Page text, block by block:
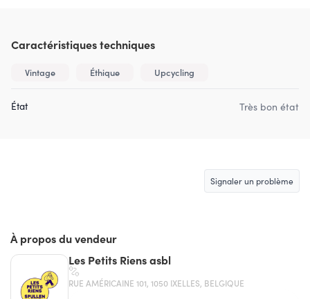
Caractéristiques techniques
Vintage Éthique Upcycling
État Très bon état
Signaler un problème
À propos du vendeur
Les Petits Riens asbl
RUE AMÉRICAINE 101, 1050 IXELLES, BELGIQUE